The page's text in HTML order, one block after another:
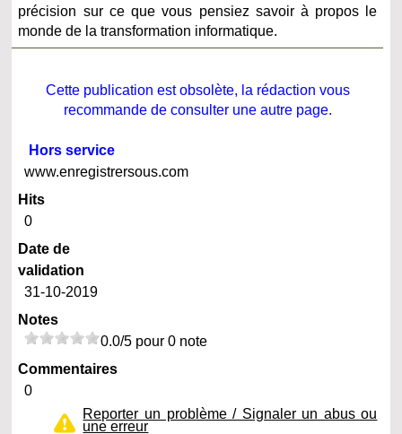
précision sur ce que vous pensiez savoir à propos le
monde de la transformation informatique.
Cette publication est obsolète, la rédaction vous
recommande de consulter une autre page.
Hors service
www.enregistrersous.com
Hits
0
Date de
validation
31-10-2019
Notes
0.0/5 pour 0 note
Commentaires
0
Reporter un problème / Signaler un abus ou
une erreur